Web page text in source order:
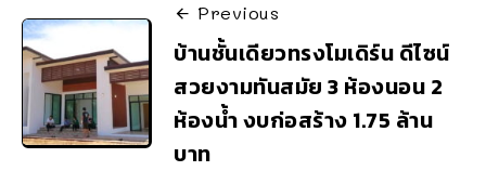
Previous
บ้านชั้นเดียวทรงโมเดิร์น ดีไซน์
สวยงามทันสมัย 3 ห้องนอน 2
ห้องน้ำ งบก่อสร้าง 1.75 ล้าน
บาท